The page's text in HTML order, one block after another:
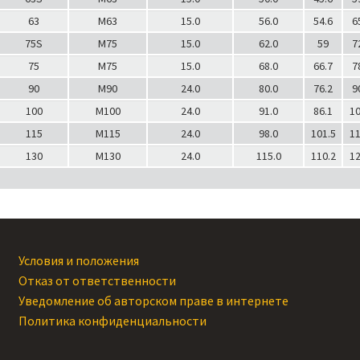
63
M63 15.0 56.0 54.6
75S
M75 15.0 62.0 59
75
M75 15.0 68.0 66.7
90
M90 24.0 80.0 76.2
100
M100 24.0 91.0 86.1
115
M115 24.0 98.0 101.5
130
M130 24.0 115.0 110.2
Условия и положения
Отказ от ответственности
Уведомление об авторском праве в интернете
Политика конфиденциальности